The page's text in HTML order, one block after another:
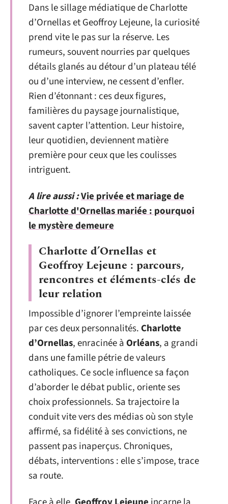
Dans le sillage médiatique de Charlotte
d’Ornellas et Geoffroy Lejeune, la curiosité
prend vite le pas sur la réserve. Les
rumeurs, souvent nourries par quelques
détails glanés au détour d’un plateau télé
ou d’une interview, ne cessent d’enfler.
Rien d’étonnant : ces deux figures,
familières du paysage journalistique,
savent capter l’attention. Leur histoire,
leur quotidien, deviennent matière
première pour ceux que les coulisses
intriguent.
A lire aussi :Vie privée et mariage de
Charlotte d'Ornellas mariée : pourquoi
le mystère demeure
Charlotte d’Ornellas et
Geoffroy Lejeune : parcours,
rencontres et éléments-clés de
leur relation
Impossible d’ignorer l’empreinte laissée
par ces deux personnalités. Charlotte
d’Ornellas, enracinée à Orléans, a grandi
dans une famille pétrie de valeurs
catholiques. Ce socle influence sa façon
d’aborder le débat public, oriente ses
choix professionnels. Sa trajectoire la
conduit vite vers des médias où son style
affirmé, sa fidélité à ses convictions, ne
passent pas inaperçus. Chroniques,
débats, interventions : elle s’impose, trace
sa route.